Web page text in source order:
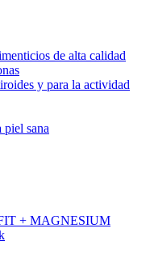
de alta calidad
y para la actividad
piel sana
+ MAGNESIUM